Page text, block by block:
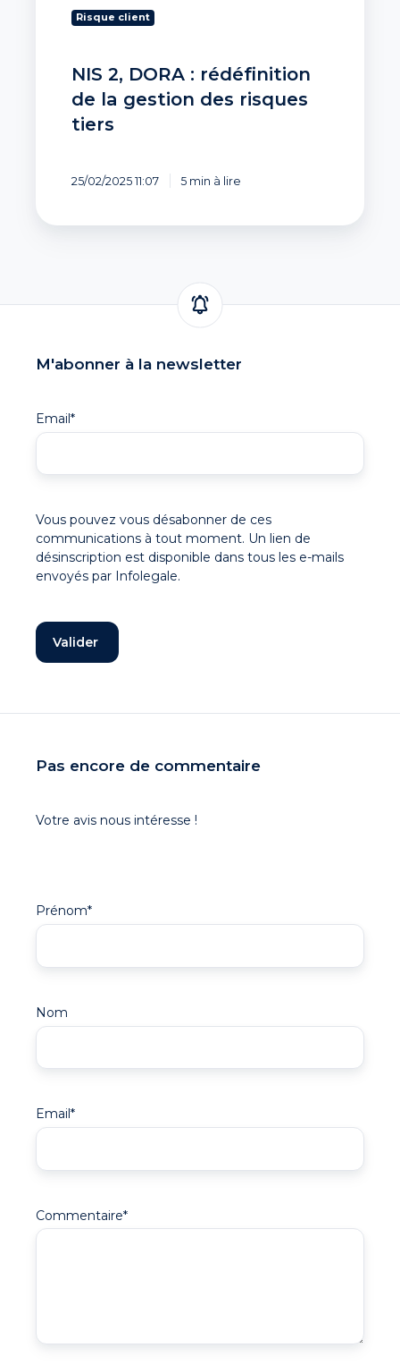
Risque client
NIS 2, DORA : rédéfinition
de la gestion des risques
tiers
25/02/2025 11:07 5 min à lire
M'abonner à la newsletter
Email*
Vous pouvez vous désabonner de ces
communications à tout moment. Un lien de
désinscription est disponible dans tous les e-mails
envoyés par Infolegale.
Pas encore de commentaire
Votre avis nous intéresse !
Prénom*
Nom
Email*
Commentaire*